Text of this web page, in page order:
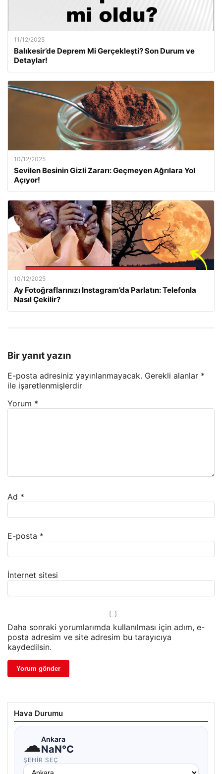
11/12/2025
Balıkesir’de Deprem Mi Gerçekleşti? Son Durum ve
Detaylar!
10/12/2025
Sevilen Besinin Gizli Zararı: Geçmeyen Ağrılara Yol
Açıyor!
10/12/2025
Ay Fotoğraflarınızı Instagram’da Parlatın: Telefonla
Nasıl Çekilir?
Bir yanıt yazın
E-posta adresiniz yayınlanmayacak. Gerekli alanlar *
ile işaretlenmişlerdir
Yorum *
Ad *
E-posta *
İnternet sitesi
Daha sonraki yorumlarımda kullanılması için adım, e-
posta adresim ve site adresim bu tarayıcıya
kaydedilsin.
Hava Durumu
☁Ankara
NaN°C
ŞEHIR SEÇ